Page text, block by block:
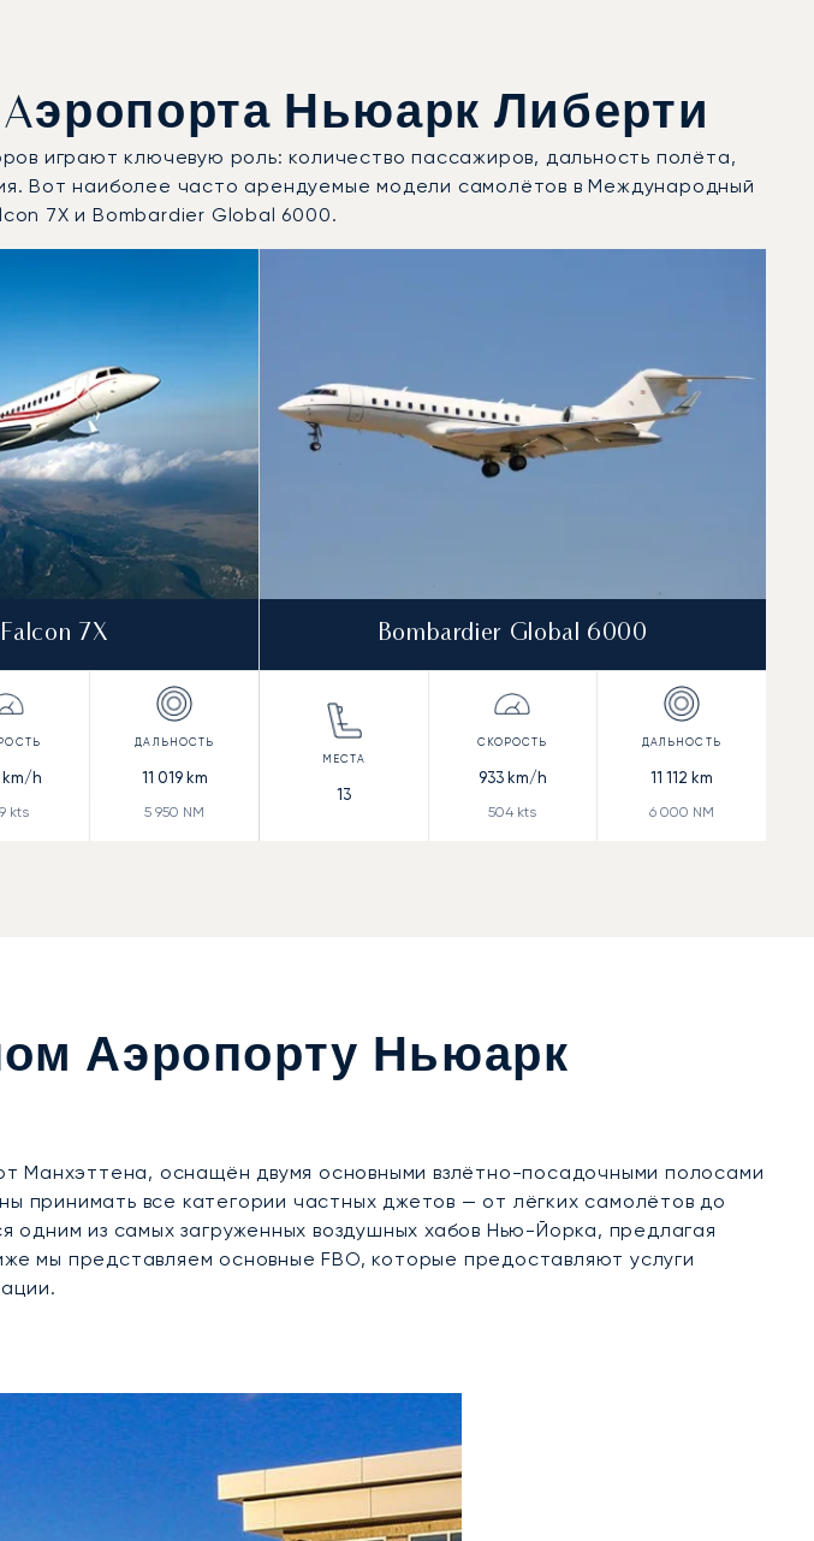
Ньюарк Либерти
играют ключевую роль: количество пассажиров, дальность полёта,
Вот наиболее часто арендуемые модели самолётов в Международный
7X и Bombardier Global 6000.
судов по числу полётных движений в 2025 году
7X
km/h
kts
11 019km
5 950 NM
Bombardier Global 6000
13
933km/h
504 kts
11 112 km
6 000 NM
Аэропорту Ньюарк
Манхэттена, оснащён двумя основными взлётно-посадочными полосами
принимать все категории частных джетов — от лёгких самолётов до
из самых загруженных воздушных хабов Нью-Йорка, предлагая
мы представляем основные FBO, которые предоставляют услуги